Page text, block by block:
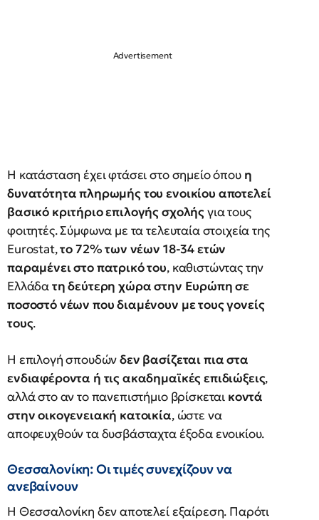
Η κατάσταση έχει φτάσει στο σημείο όπου η
δυνατότητα πληρωμής του ενοικίου αποτελεί
βασικό κριτήριο επιλογής σχολήςγια τους
φοιτητές. Σύμφωνα με τα τελευταία στοιχεία της
Eurostat,το 72% των νέων 18-34 ετών
παραμένει στο πατρικό του, καθιστώντας την
Ελλάδατη δεύτερη χώρα στην Ευρώπη σε
ποσοστό νέων που διαμένουν με τους γονείς
τους.
Η επιλογή σπουδώνδεν βασίζεται πια στα
ενδιαφέροντα ή τις ακαδημαϊκές επιδιώξεις,
αλλά στο αν το πανεπιστήμιο βρίσκεται κοντά
στην οικογενειακή κατοικία, ώστε να
αποφευχθούν τα δυσβάσταχτα έξοδα ενοικίου.
Θεσσαλονίκη: Οι τιμές συνεχίζουν να
ανεβαίνουν
Η Θεσσαλονίκη δεν αποτελεί εξαίρεση. Παρότι